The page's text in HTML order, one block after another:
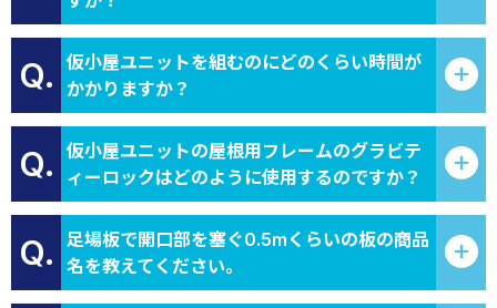
Q.
仮小屋ユニットを組むのにどのくらい時間が
かかりますか？
Q.
仮小屋ユニットの屋根用フレームのグラビテ
ィーロックはどのように使用するのですか？
Q.
足場板で開口部を塞ぐ0.5mくらいの板の商品
名を教えてください。